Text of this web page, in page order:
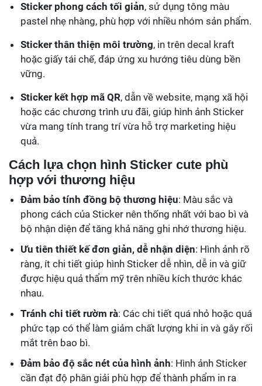
Sticker phong cách tối giản, sử dụng tông màu
pastel nhẹ nhàng, phù hợp với nhiều nhóm sản phẩm.
Sticker thân thiện môi trường, in trên decal kraft
hoặc giấy tái chế, đáp ứng xu hướng tiêu dùng bền
vững.
Sticker kết hợp mã QR, dẫn về website, mạng xã hội
hoặc các chương trình ưu đãi, giúp hình ảnh Sticker
vừa mang tính trang trí vừa hỗ trợ marketing hiệu
quả.
Cách lựa chọn hình Sticker cute phù
hợp với thương hiệu
Đảm bảo tính đồng bộ thương hiệu: Màu sắc và
phong cách của Sticker nên thống nhất với bao bì và
bộ nhận diện để tăng khả năng ghi nhớ thương hiệu.
Ưu tiên thiết kế đơn giản, dễ nhận diện: Hình ảnh rõ
ràng, ít chi tiết giúp hình Sticker dễ nhìn, dễ in và giữ
được hiệu quả thẩm mỹ trên nhiều kích thước khác
nhau.
Tránh chi tiết rườm rà: Các chi tiết quá nhỏ hoặc quá
phức tạp có thể làm giảm chất lượng khi in và gây rối
mắt trên bao bì.
Đảm bảo độ sắc nét của hình ảnh: Hình ảnh Sticker
cần đạt độ phân giải phù hợp để thành phẩm in ra